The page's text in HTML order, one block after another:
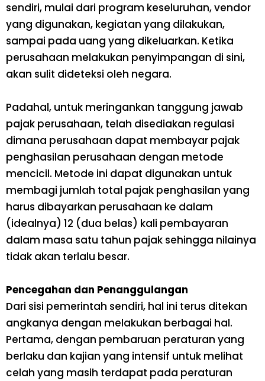
sendiri, mulai dari program keseluruhan, vendor
yang digunakan, kegiatan yang dilakukan,
sampai pada uang yang dikeluarkan. Ketika
perusahaan melakukan penyimpangan di sini,
akan sulit dideteksi oleh negara.
Padahal, untuk meringankan tanggung jawab
pajak perusahaan, telah disediakan regulasi
dimana perusahaan dapat membayar pajak
penghasilan perusahaan dengan metode
mencicil. Metode ini dapat digunakan untuk
membagi jumlah total pajak penghasilan yang
harus dibayarkan perusahaan ke dalam
(idealnya) 12 (dua belas) kali pembayaran
dalam masa satu tahun pajak sehingga nilainya
tidak akan terlalu besar.
Pencegahan dan Penanggulangan
Dari sisi pemerintah sendiri, hal ini terus ditekan
angkanya dengan melakukan berbagai hal.
Pertama, dengan pembaruan peraturan yang
berlaku dan kajian yang intensif untuk melihat
celah yang masih terdapat pada peraturan